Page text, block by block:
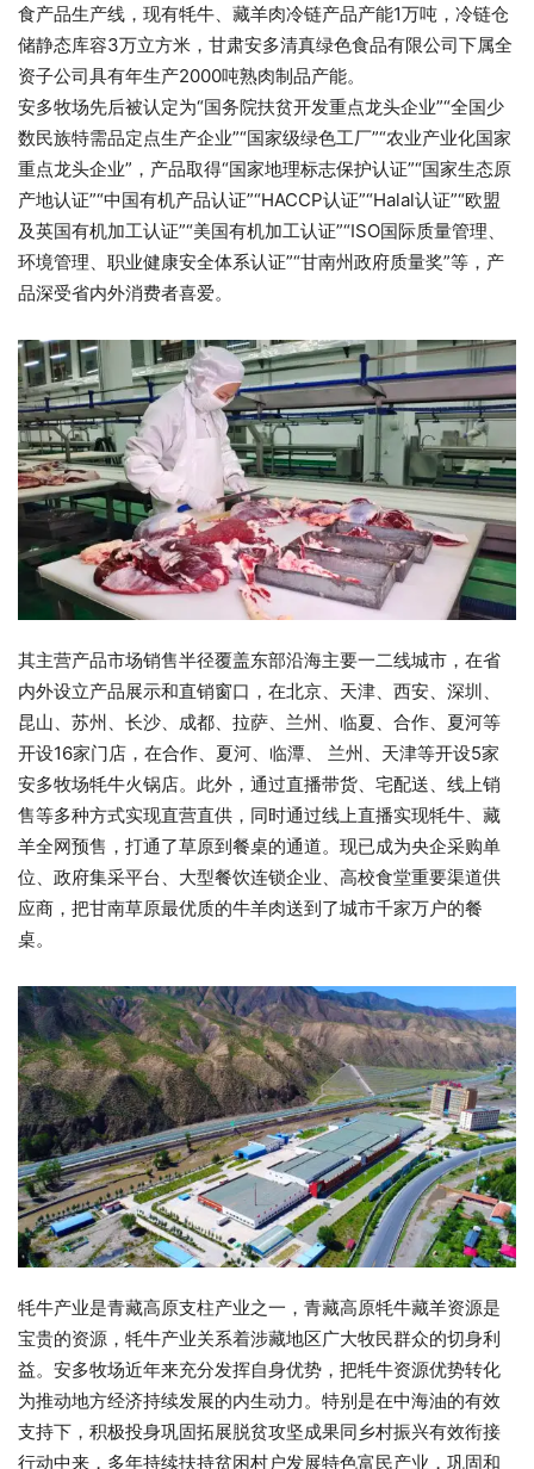
食产品生产线，现有牦牛、藏羊肉冷链产品产能1万吨，冷链仓
储静态库容3万立方米，甘肃安多清真绿色食品有限公司下属全
资子公司具有年生产2000吨熟肉制品产能。
安多牧场先后被认定为“国务院扶贫开发重点龙头企业”“全国少
数民族特需品定点生产企业”“国家级绿色工厂”“农业产业化国家
重点龙头企业”，产品取得“国家地理标志保护认证”“国家生态原
产地认证”“中国有机产品认证”“HACCP认证”“Halal认证”“欧盟
及英国有机加工认证”“美国有机加工认证”“ISO国际质量管理、
环境管理、职业健康安全体系认证”“甘南州政府质量奖”等，产
品深受省内外消费者喜爱。
其主营产品市场销售半径覆盖东部沿海主要一二线城市，在省
内外设立产品展示和直销窗口，在北京、天津、西安、深圳、
昆山、苏州、长沙、成都、拉萨、兰州、临夏、合作、夏河等
开设16家门店，在合作、夏河、临潭、 兰州、天津等开设5家
安多牧场牦牛火锅店。此外，通过直播带货、宅配送、线上销
售等多种方式实现直营直供，同时通过线上直播实现牦牛、藏
羊全网预售，打通了草原到餐桌的通道。现已成为央企采购单
位、政府集采平台、大型餐饮连锁企业、高校食堂重要渠道供
应商，把甘南草原最优质的牛羊肉送到了城市千家万户的餐
桌。
牦牛产业是青藏高原支柱产业之一，青藏高原牦牛藏羊资源是
宝贵的资源，牦牛产业关系着涉藏地区广大牧民群众的切身利
益。安多牧场近年来充分发挥自身优势，把牦牛资源优势转化
为推动地方经济持续发展的内生动力。特别是在中海油的有效
支持下，积极投身巩固拓展脱贫攻坚成果同乡村振兴有效衔接
行动中来，多年持续扶持贫困村户发展特色富民产业，巩固和